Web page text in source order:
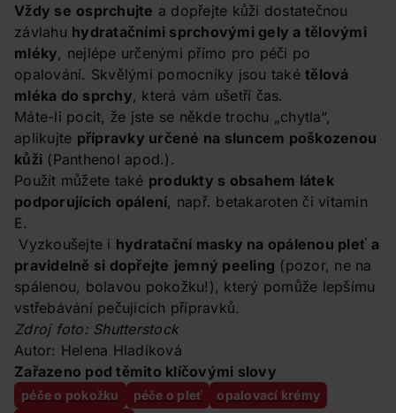
Vždy se osprchujte a dopřejte kůži dostatečnou
závlahu hydratačními sprchovými gely a tělovými
mléky, nejlépe určenými přímo pro péči po
opalování. Skvělými pomocníky jsou také tělová
mléka do sprchy, která vám ušetří čas.
Máte-li pocit, že jste se někde trochu „chytla“,
aplikujte přípravky určené na sluncem poškozenou
kůži (Panthenol apod.).
Použít můžete také produkty s obsahem látek
podporujících opálení, např. betakaroten či vitamin
E.
Vyzkoušejte i hydratační masky na opálenou pleť a
pravidelně si dopřejte jemný peeling (pozor, ne na
spálenou, bolavou pokožku!), který pomůže lepšímu
vstřebávání pečujících přípravků.
Zdroj foto: Shutterstock
Autor: Helena Hladíková
Zařazeno pod těmito klíčovými slovy
péče o pokožku péče o pleť
opalovací krémy